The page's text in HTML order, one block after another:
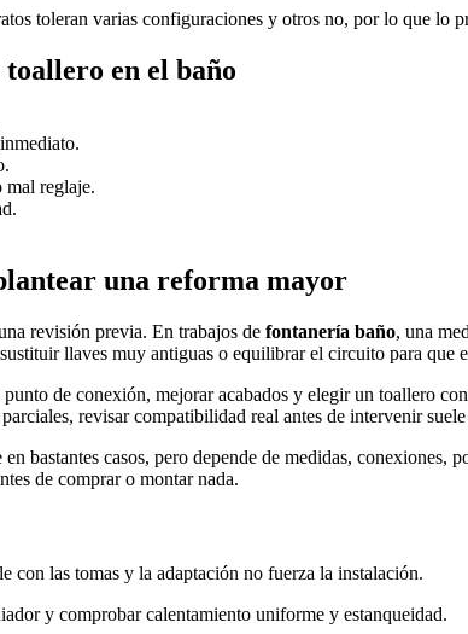
toleran varias configuraciones y otros no, por lo que lo
en el baño
mal reglaje.
una reforma mayor
revisión previa. En trabajos de fontanería baño, una
llaves muy antiguas o equilibrar el circuito para que
punto de conexión, mejorar acabados y elegir un toallero
revisar compatibilidad real antes de intervenir
bastantes casos, pero depende de medidas, conexiones,
de comprar o montar nada.
con las tomas y la adaptación no fuerza la instalación.
y comprobar calentamiento uniforme y estanqueidad.